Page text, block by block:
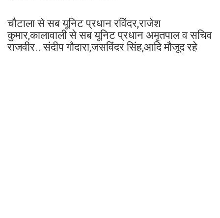
चौटाला से सब यूनिट प्रधान रविंदर,राजेश
कुमार,कालावाली से सब यूनिट प्रधान अमृतपाल व सचिव
राजवीर.. संदीप गौदारा,जसविंदर सिंह,आदि मौजूद रहे